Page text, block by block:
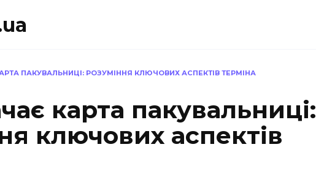
ПАКУВАЛЬНИЦІ: РОЗУМІННЯ КЛЮЧОВИХ АСПЕКТІВ ТЕРМІНА
карта пакувальниці:
ключових аспектів